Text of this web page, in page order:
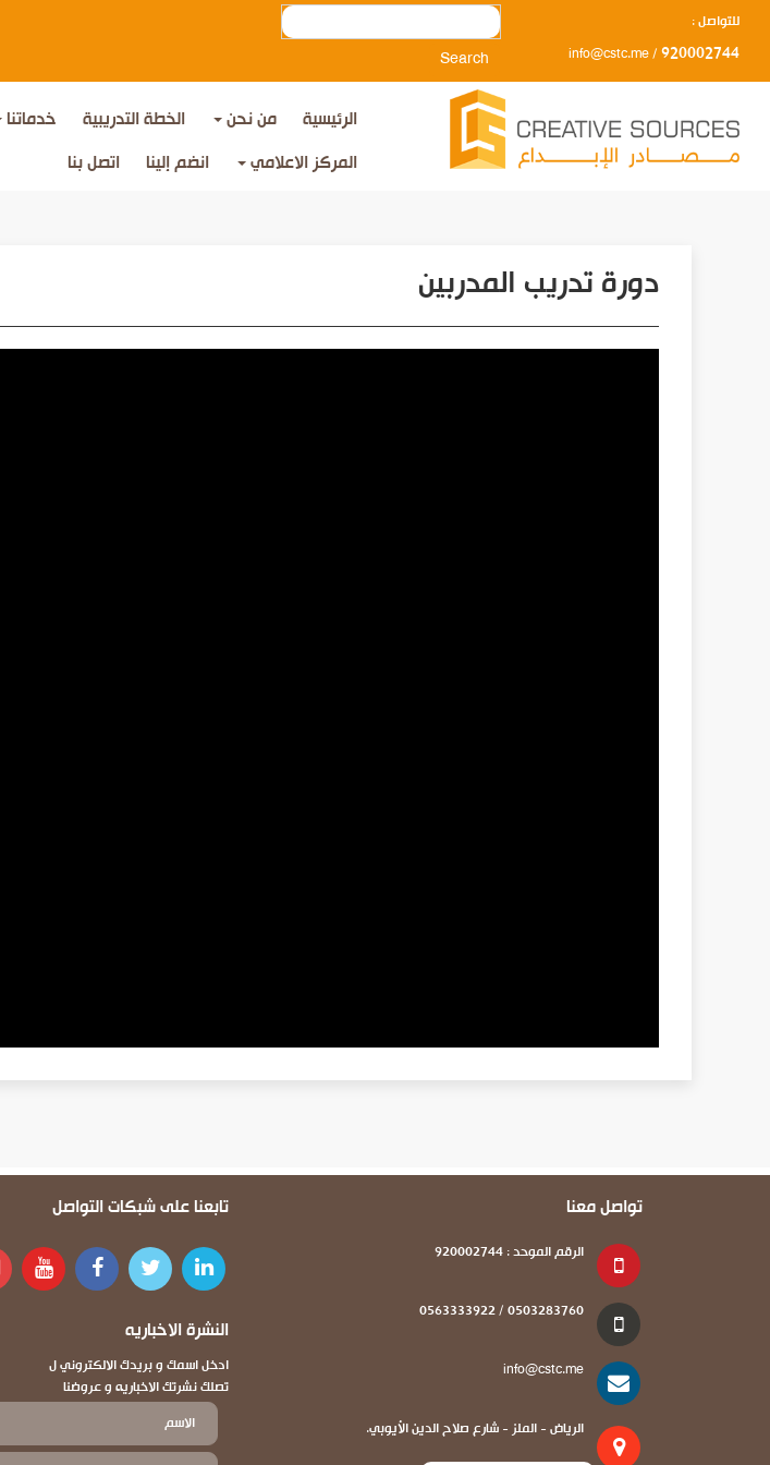
للتواصل :
920002744
/
info@cstc.me
Search
الرئيسية من نحن الخطة التدريبية خدماتنا
المركز الاعلامي
انضم إلينا اتصل بنا
دورة تدريب المدربين
تواصل معنا
الرقم الموحد : 920002744
0503283760 / 0563333922
info@cstc.me
الرياض - الملز - شارع صلاح الدين الأيوبي.
تابعنا على شبكات التواصل
النشرة الاخباريه
ادخل اسمك و بريدك الالكتروني ل
تصلك نشرتك الاخباريه و عروضنا